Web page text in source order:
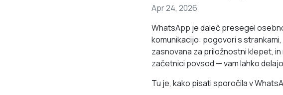
Apr 24, 2026
WhatsApp je daleč presegel
komunikacijo: pogovori s
zasnovana za priložnostni klepet,
začetnici povsod — vam lahko
Tu je, kako pisati sporočila v